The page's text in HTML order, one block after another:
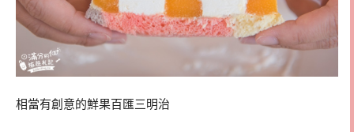
相當有創意的鮮果百匯三明治